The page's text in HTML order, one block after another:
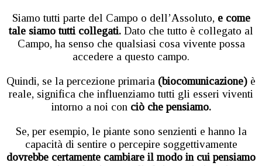
Siamo tutti parte del Campo o dell’Assoluto, e come
tale siamo tutti collegati. Dato che tutto è collegato al
Campo, ha senso che qualsiasi cosa vivente possa
accedere a questo campo.
Quindi, se la percezione primaria (biocomunicazione) è
reale, significa che influenziamo tutti gli esseri viventi
intorno a noi con ciò che pensiamo.
Se, per esempio, le piante sono senzienti e hanno la
capacità di sentire o percepire soggettivamente
dovrebbe certamente cambiare il modo in cui pensiamo